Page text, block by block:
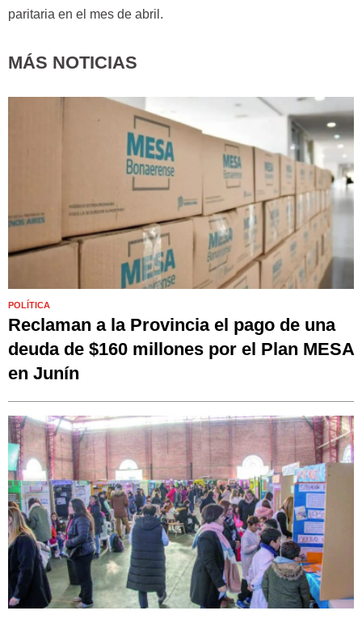
paritaria en el mes de abril.
MÁS NOTICIAS
POLÍTICA
Reclaman a la Provincia el pago de una
deuda de $160 millones por el Plan MESA
en Junín